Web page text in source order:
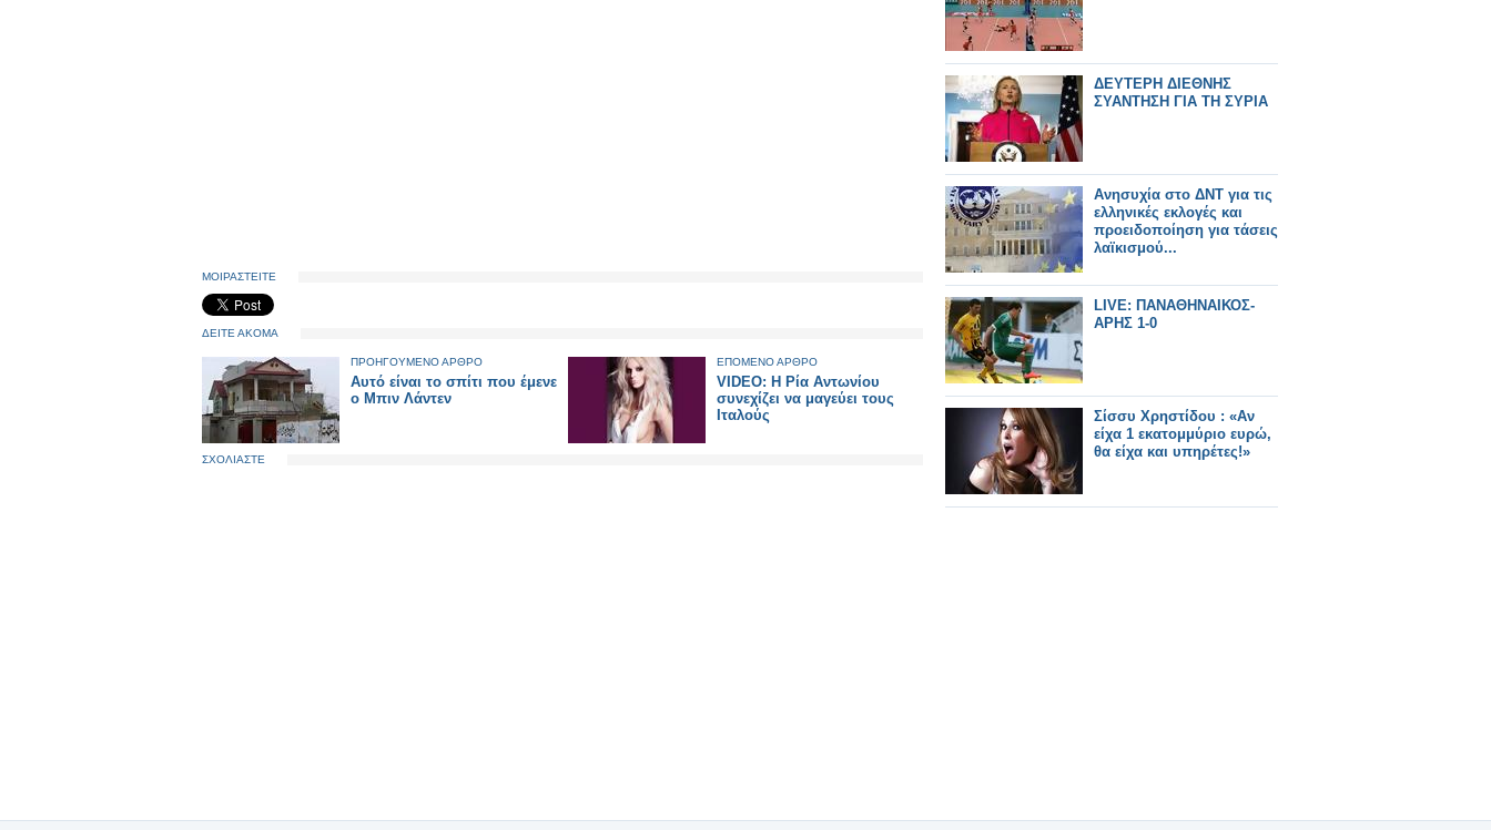
ΜΟΙΡΑΣΤΕΙΤΕ
ΔΕΙΤΕ ΑΚΟΜΑ
ΠΡΟΗΓΟΥΜΕΝΟ ΑΡΘΡΟ
Aυτό είναι το σπίτι που έμενε
ο Μπιν Λάντεν
ΕΠΟΜΕΝΟ ΑΡΘΡΟ
VIDEO: Η Ρία Αντωνίου
συνεχίζει να μαγεύει τους
Ιταλούς
ΣΧΟΛΙΑΣΤΕ
ΔΕΥΤΕΡΗ ΔΙΕΘΝΗΣ
ΣΥΑΝΤΗΣΗ ΓΙΑ ΤΗ ΣΥΡΙΑ
Ανησυχία στο ΔΝΤ για τις
ελληνικές εκλογές και
προειδοποίηση για τάσεις
λαϊκισμού...
LIVE: ΠΑΝΑΘΗΝΑΙΚΟΣ-
ΑΡΗΣ 1-0
Σίσσυ Χρηστίδου : «Αν
είχα 1 εκατομμύριο ευρώ,
θα είχα και υπηρέτες!»